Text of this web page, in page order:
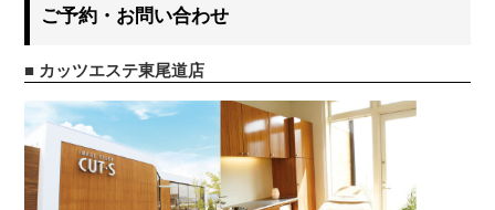
ご予約・お問い合わせ
■ カッツエステ東尾道店